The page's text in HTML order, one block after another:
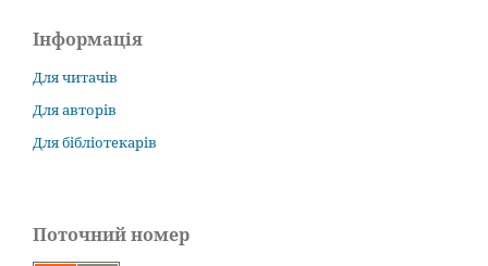
Інформація
Для читачів
Для авторів
Для бібліотекарів
Поточний номер